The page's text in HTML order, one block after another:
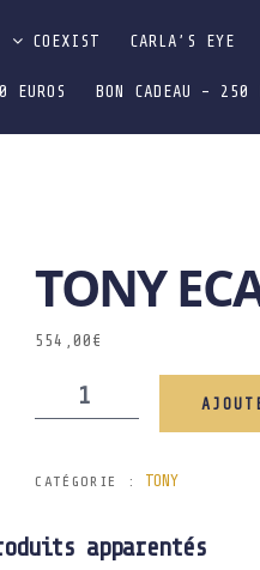
COEXIST CARLA’S EYE
EUROS BON CADEAU – 250
TONY
554,00 €
CATÉGORIE : TONY
apparentés